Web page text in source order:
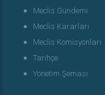
Meclis Gündemi
Meclis Kararları
Meclis Komisyonları
Tarihçe
Yönetim Şeması